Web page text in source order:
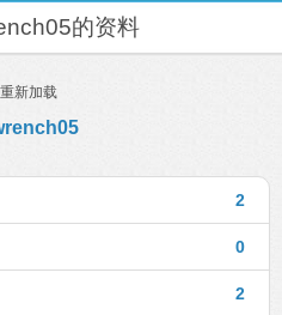
的资料
新加载
2
0
2